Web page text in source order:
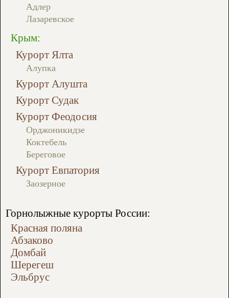
Адлер
Лазаревское
Крым:
Курорт Ялта
Алупка
Курорт Алушта
Курорт Судак
Курорт Феодосия
Орджоникидзе
Коктебель
Береговое
Курорт Евпатория
Заозерное
Горнолыжные курорты России:
Красная поляна
Абзаково
Домбай
Шерегеш
Эльбрус